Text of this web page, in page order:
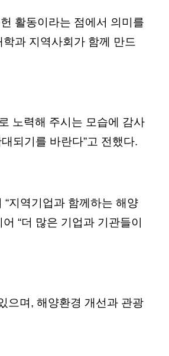
활동이라는 점에서 의미를
과 지역사회가 함께 만드
노력해 주시는 모습에 감사
되기를 바란다”고 전했다.
지역기업과 함께하는 해양
“더 많은 기업과 기관들이
으며, 해양환경 개선과 관광